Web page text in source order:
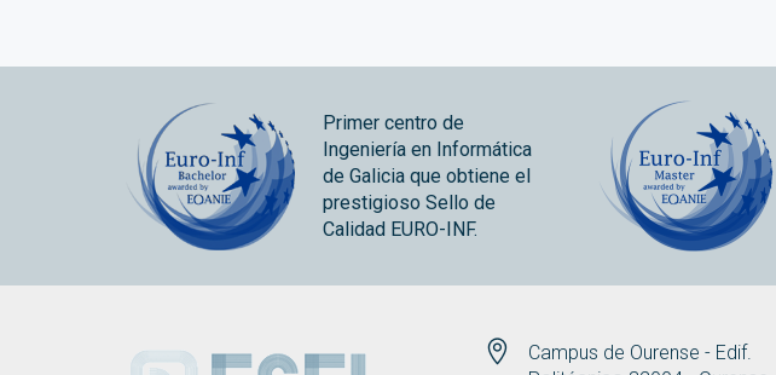
Primer centro de
Ingeniería en Informática
de Galicia que obtiene el
prestigioso Sello de
Calidad EURO-INF.
ESEI
Campus de Ourense - Edif.